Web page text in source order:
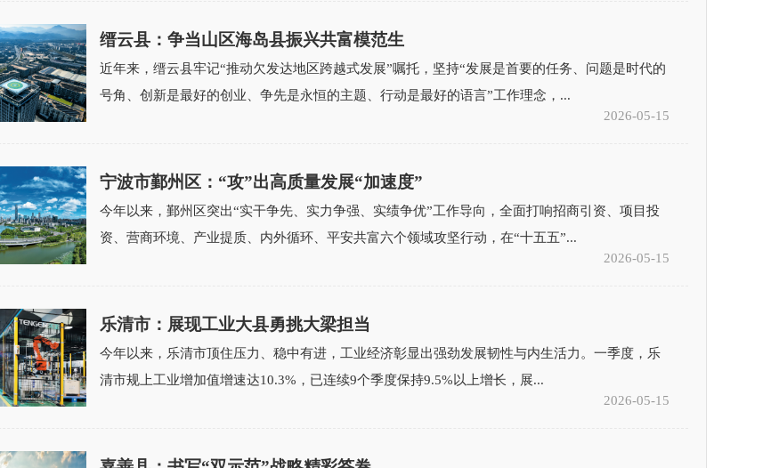
缙云县：争当山区海岛县振兴共富模范生
近年来，缙云县牢记“推动欠发达地区跨越式发展”嘱托，坚持“发展是首要的任务、问题是时代的
号角、创新是最好的创业、争先是永恒的主题、行动是最好的语言”工作理念，...
2026-05-15
宁波市鄞州区：“攻”出高质量发展“加速度”
今年以来，鄞州区突出“实干争先、实力争强、实绩争优”工作导向，全面打响招商引资、项目投
资、营商环境、产业提质、内外循环、平安共富六个领域攻坚行动，在“十五五”...
2026-05-15
乐清市：展现工业大县勇挑大梁担当
今年以来，乐清市顶住压力、稳中有进，工业经济彰显出强劲发展韧性与内生活力。一季度，乐
清市规上工业增加值增速达10.3%，已连续9个季度保持9.5%以上增长，展...
2026-05-15